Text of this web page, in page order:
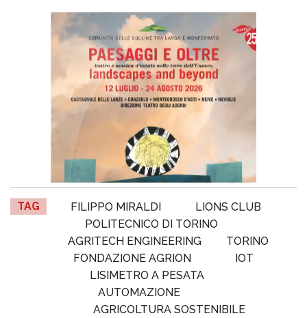
TAG FILIPPO MIRALDI
LIONS CLUB
POLITECNICO DI TORINO
AGRITECH ENGINEERING
TORINO
FONDAZIONE AGRION
IOT
LISIMETRO A PESATA
AUTOMAZIONE
AGRICOLTURA SOSTENIBILE